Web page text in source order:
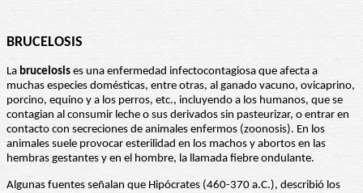
BRUCELOSIS
La brucelosis es una enfermedad infectocontagiosa que afecta a
muchas especies domésticas, entre otras, al ganado vacuno, ovicaprino,
porcino, equino y a los perros, etc., incluyendo a los humanos, que se
contagian al consumir leche o sus derivados sin pasteurizar, o entrar en
contacto con secreciones de animales enfermos (zoonosis). En los
animales suele provocar esterilidad en los machos y abortos en las
hembras gestantes y en el hombre, la llamada fiebre ondulante.
Algunas fuentes señalan que Hipócrates (460-370 a.C.), describió los